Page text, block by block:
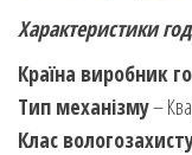
Характеристики
Країна виробник
Тип механізму–
Клас